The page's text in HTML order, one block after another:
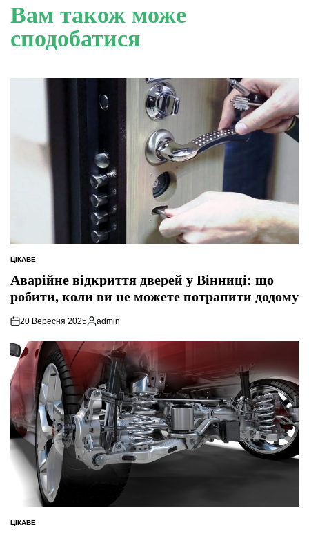
Вам також може
сподобатися
ОПУБЛІКУВАТИ
ЦІКАВЕ
Аварійне відкриття дверей у Вінниці: що
робити, коли ви не можете потрапити додому
20 Вересня 2025
Опубліковано
admin
ОПУБЛІКУВАТИ
ЦІКАВЕ